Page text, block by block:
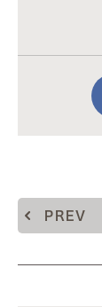
PREV